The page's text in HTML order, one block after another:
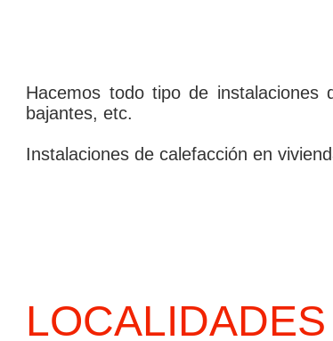
Hacemos todo tipo de
bajantes, etc.
Instalaciones de calefacción en